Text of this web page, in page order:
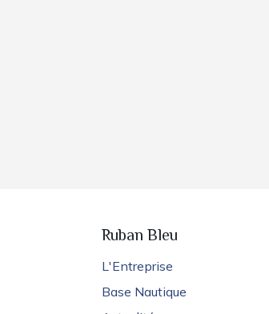
Ruban Bleu
L'Entreprise
Base Nautique